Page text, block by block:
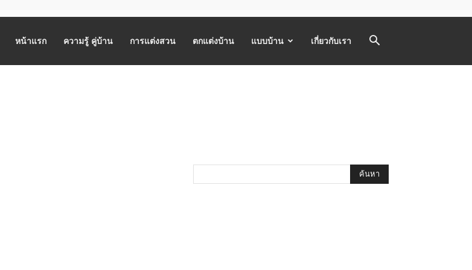
หน้าแรก ความรู้ คู่บ้าน การแต่งสวน ตกแต่งบ้าน แบบบ้าน เกี่ยวกับเรา